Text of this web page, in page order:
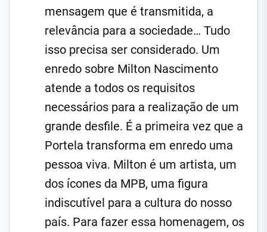
mensagem que é transmitida, a
relevância para a sociedade… Tudo
isso precisa ser considerado. Um
enredo sobre Milton Nascimento
atende a todos os requisitos
necessários para a realização de um
grande desfile. É a primeira vez que a
Portela transforma em enredo uma
pessoa viva. Milton é um artista, um
dos ícones da MPB, uma figura
indiscutível para a cultura do nosso
país. Para fazer essa homenagem, os